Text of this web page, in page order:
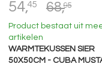
54,45 68,95
Product bestaat uit
artikelen
WARMTEKUSSEN SIER
50X50CM - CUBA